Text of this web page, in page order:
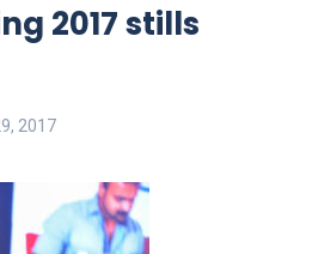
2017 stills
2017